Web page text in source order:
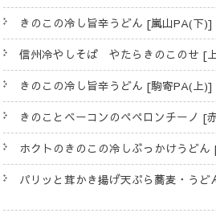
きのこの冷し旨辛うどん [嵐山PA(下)]
信州冷やしそば やたらきのこのせ [
きのこの冷し旨辛うどん [駒寄PA(上)]
きのことベーコンのペペロンチーノ [
ホクトのきのこの冷しぶっかけうど
パリッと茸かき揚げ天ぷら蕎麦・う